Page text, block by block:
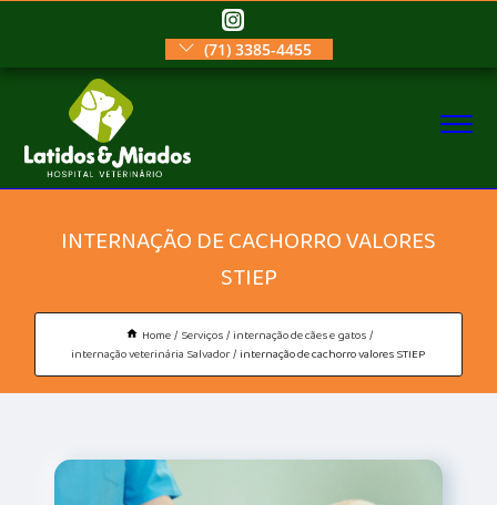
(71) 3385-4455
INTERNAÇÃO DE CACHORRO VALORES
STIEP
Home Serviços
internação de cães e gatos
internação veterinária Salvador internação de cachorro valores STIEP